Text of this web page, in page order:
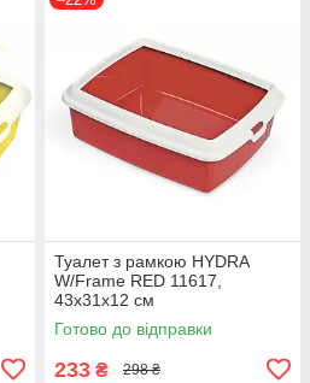
Туалет з рамкою HYDRA
W/Frame RED 11617,
43х31х12 см
Готово до відправки
233 ₴ 298 ₴